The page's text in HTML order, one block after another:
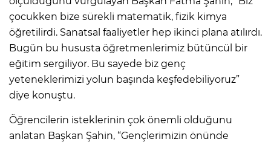
çocukken bize sürekli matematik, fizik kimya
öğretilirdi. Sanatsal faaliyetler hep ikinci plana atılırdı.
Bugün bu hususta öğretmenlerimiz bütüncül bir
eğitim sergiliyor. Bu sayede biz genç
yeteneklerimizi yolun başında keşfedebiliyoruz”
diye konuştu.
Öğrencilerin isteklerinin çok önemli olduğunu
anlatan Başkan Şahin, “Gençlerimizin önünde